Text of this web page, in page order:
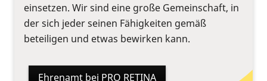
einsetzen. Wir sind eine große Gemeinschaft, in
der sich jeder seinen Fähigkeiten gemäß
beteiligen und etwas bewirken kann.
Ehrenamt bei PRO RETINA